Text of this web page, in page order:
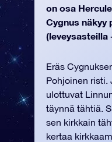
on osa
Cygnus näkyy
(leveysasteilla
Eräs
Pohjoinen risti.
ulottuvat
täynnä tähtiä.
sen kirkkain
kertaa